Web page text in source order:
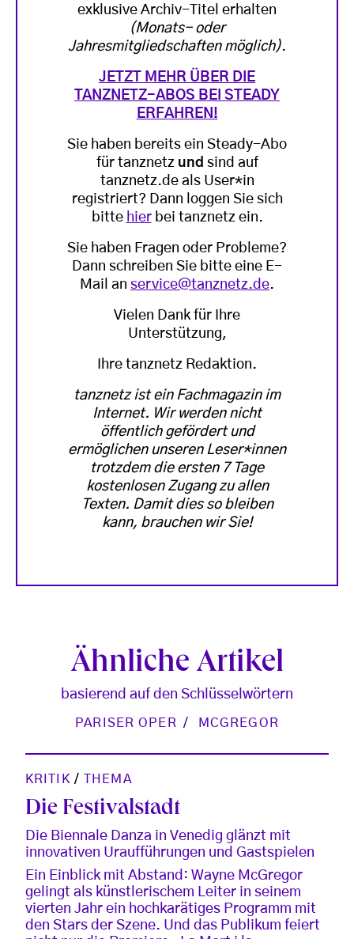
exklusive Archiv-Titel erhalten
(Monats- oder
Jahresmitgliedschaften möglich).
JETZT MEHR ÜBER DIE
TANZNETZ-ABOS BEI STEADY
ERFAHREN!
Sie haben bereits ein Steady-Abo
für tanznetz und sind auf
tanznetz.de als User*in
registriert? Dann loggen Sie sich
bitte hierbei tanznetz ein.
Sie haben Fragen oder Probleme?
Dann schreiben Sie bitte eine E-
Mail an service@tanznetz.de.
Vielen Dank für Ihre
Unterstützung,
Ihre tanznetz Redaktion.
tanznetz ist ein Fachmagazin im
Internet. Wir werden nicht
öffentlich gefördert und
ermöglichen unseren Leser*innen
trotzdem die ersten 7 Tage
kostenlosen Zugang zu allen
Texten. Damit dies so bleiben
kann, brauchen wir Sie!
Ähnliche Artikel
basierend auf den Schlüsselwörtern
PARISER OPER MCGREGOR
KRITIK / THEMA
Die Festivalstadt
Die Biennale Danza in Venedig glänzt mit
innovativen Uraufführungen und Gastspielen
Ein Einblick mit Abstand: Wayne McGregor
gelingt als künstlerischem Leiter in seinem
vierten Jahr ein hochkarätiges Programm mit
den Stars der Szene. Und das Publikum feiert